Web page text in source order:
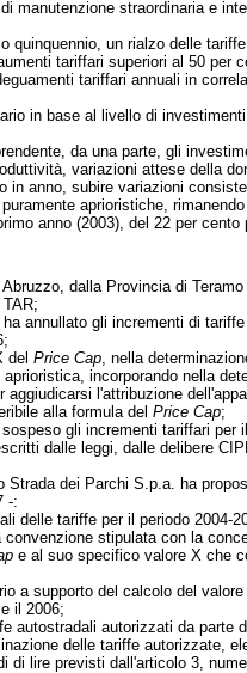
manutenzione straordinaria e
un rialzo delle
tariffari superiori al 50 per
tariffari annuali in
in base al livello di
da una parte, gli
variazioni attese della
anno, subire variazioni
aprioristiche,
anno (2003), del 22 per
dalla Provincia di
annullato gli incrementi di
del Price Cap, nella
incorporando nella
l'attribuzione
alla formula del Price Cap;
gli incrementi tariffari
dalle leggi, dalle delibere
dei Parchi S.p.a. ha
-:
delle tariffe per il periodo 2004-
stipulata con la
e al suo specifico valore X che
a supporto del calcolo del valore
il 2006;
autorizzati da
delle tariffe autorizzate,
di lire previsti dall'articolo 3,